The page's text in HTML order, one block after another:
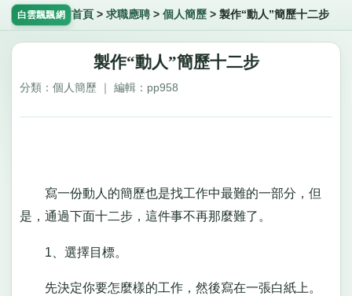
白雲飄飄網 首頁 > 求職應聘> 個人簡歷> 製作“動人”簡歷十二步
製作“動人”簡歷十二步
分類：個人簡歷 ｜ 編輯：pp958
寫一份動人的簡歷也是找工作中最難的一部分，但
是，通過下面十二步，這件事不再那麼難了。
1、選擇目標。
先決定你要怎麼樣的工作，然後寫在一張白紙上。